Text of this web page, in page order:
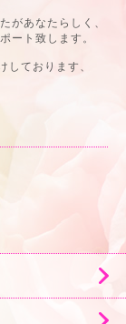
があなたらしく、
ート致します。
ております、